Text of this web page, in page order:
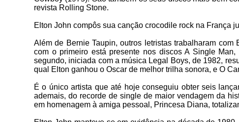
revista Rolling Stone.
Elton John compôs sua canção crocodile rock na França
Além de Bernie Taupin, outros letristas trabalharam
com o primeiro está presente nos discos A Single
segundo, iniciada com a música Legal Boys, de 1982,
qual Elton ganhou o Oscar de melhor trilha sonora, e O
É o único artista que até hoje conseguiu obter seis
ademais, do recorde de single de maior vendagem da
em homenagem à amiga pessoal, Princesa Diana,